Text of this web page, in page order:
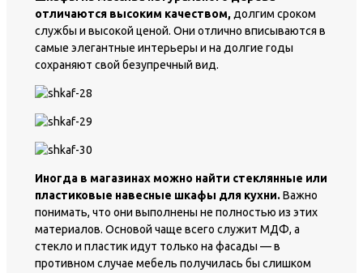
отличаются высоким качеством,долгим сроком
службы и высокой ценой. Они отлично вписываются в
самые элегантные интерьеры и на долгие годы
сохраняют свой безупречный вид.
Иногда в магазинах можно найти стеклянные или
пластиковые навесные шкафы для кухни. Важно
понимать, что они выполнены не полностью из этих
материалов. Основой чаще всего служит МДФ, а
стекло и пластик идут только на фасады — в
противном случае мебель получилась бы слишком